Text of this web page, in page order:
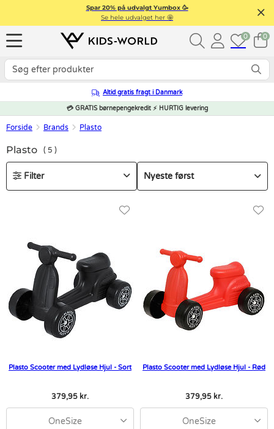
Spar 20% på udvalgt Yumbox 🥳
Se hele udvalget her 🤩
0 0
Altid gratis fragt i Danmark
💳 GRATIS børnepengekredit ⚡ HURTIG levering
Forside Brands Plasto
Plasto 5
Filter
Plasto Scooter med Lydløse Hjul - Sort
379,95 kr.
OneSize
Plasto Scooter med Lydløse Hjul - Rød
379,95 kr.
OneSize